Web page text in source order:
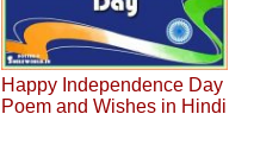
Happy Independence Day
Poem and Wishes in Hindi